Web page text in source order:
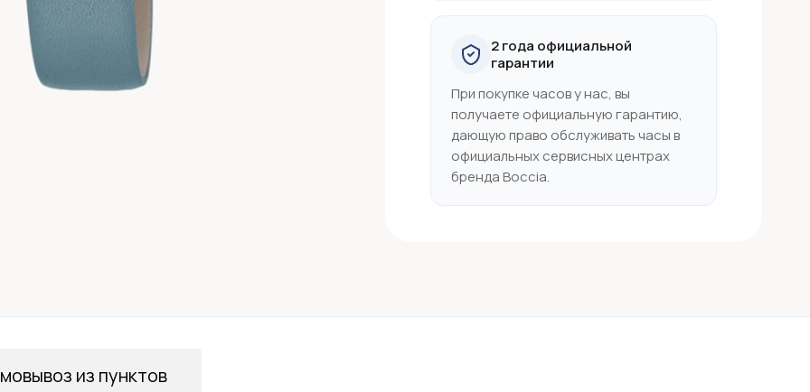
2 года официальной
гарантии
При покупке часов у нас, вы
получаете официальную гарантию,
дающую право обслуживать часы в
официальных сервисных центрах
бренда Boccia.
из пунктов